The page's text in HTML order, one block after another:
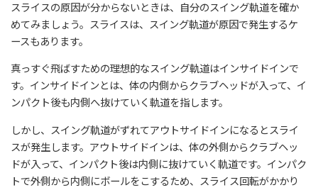
スライスの原因が分からないときは、自分のスイング軌道を確か
めてみましょう。スライスは、スイング軌道が原因で発生するケ
ースもあります。
真っすぐ飛ばすための理想的なスイング軌道はインサイドインで
す。インサイドインとは、体の内側からクラブヘッドが入って、イ
ンパクト後も内側へ抜けていく軌道を指します。
しかし、スイング軌道がずれてアウトサイドインになるとスライ
スが発生します。アウトサイドインは、体の外側からクラブヘッ
ドが入って、インパクト後は内側に抜けていく軌道です。インパク
トで外側から内側にボールをこするため、スライス回転がかかり